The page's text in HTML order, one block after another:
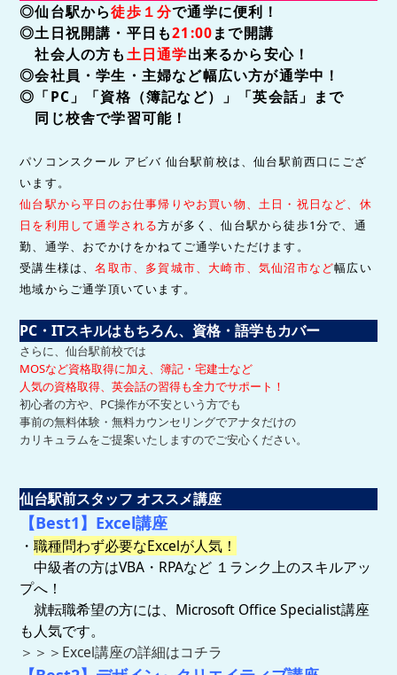
◎仙台駅から徒歩１分で通学に便利！
◎土日祝開講・平日も21:00まで開講
社会人の方も土日通学出来るから安心！
◎会社員・学生・主婦など幅広い方が通学中！
◎「PC」「資格（簿記など）」「英会話」まで
同じ校舎で学習可能！
パソコンスクール アビバ 仙台駅前校は、仙台駅前西口にござ
います。
仙台駅から平日のお仕事帰りやお買い物、土日・祝日など、休
日を利用して通学される方が多く、仙台駅から徒歩1分で、 通
勤、通学、おでかけをかねてご通学いただけます。
受講生様は、名取市、多賀城市、大崎市、気仙沼市など幅広い
地域からご通学頂いています。
PC・ITスキルはもちろん、資格・語学もカバー
さらに、仙台駅前校では
MOSなど資格取得に加え、簿記・宅建士など
人気の資格取得、英会話の習得も全力でサポート！
初心者の方や、PC操作が不安という方でも
事前の無料体験・無料カウンセリングでアナタだけの
カリキュラムをご提案いたしますのでご安心ください。
仙台駅前スタッフ オススメ講座
【Best1】Excel講座
・職種問わず必要なExcelが人気！
中級者の方はVBA・RPAなど １ランク上のスキルアッ
プへ！
就転職希望の方には、Microsoft Office Specialist講座
も人気です。
＞＞＞Excel講座の詳細はコチラ